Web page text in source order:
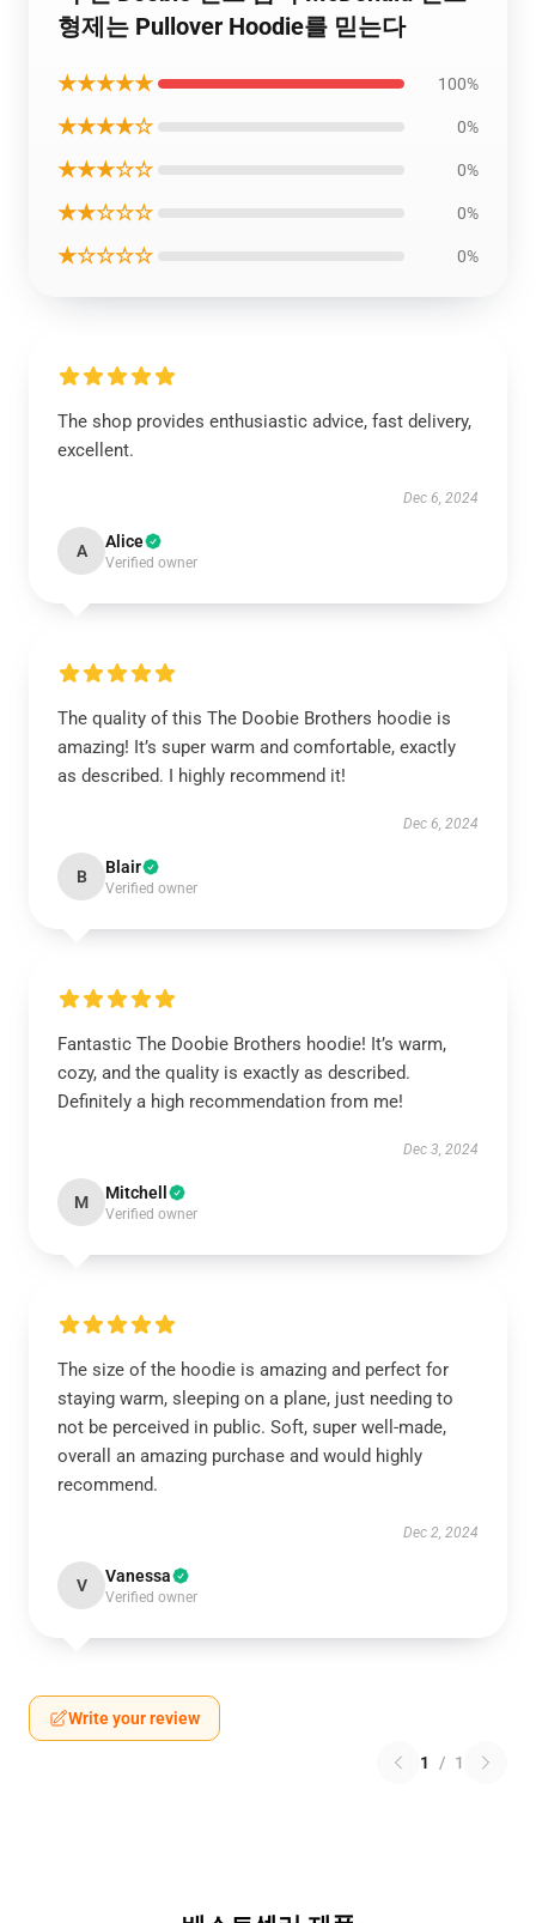
형제는 Pullover Hoodie를 믿는다
★★★★★ 100%
★★★★☆ 0%
★★★☆☆ 0%
★★☆☆☆ 0%
★☆☆☆☆ 0%
The shop provides enthusiastic advice, fast delivery,
excellent.
Dec 6, 2024
A Alice
Verified owner
The quality of this The Doobie Brothers hoodie is
amazing! It’s super warm and comfortable, exactly
as described. I highly recommend it!
Dec 6, 2024
B Blair
Verified owner
Fantastic The Doobie Brothers hoodie! It’s warm,
cozy, and the quality is exactly as described.
Definitely a high recommendation from me!
Dec 3, 2024
M Mitchell
Verified owner
The size of the hoodie is amazing and perfect for
staying warm, sleeping on a plane, just needing to
not be perceived in public. Soft, super well-made,
overall an amazing purchase and would highly
recommend.
Dec 2, 2024
V Vanessa
Verified owner
Write your review
1 / 1